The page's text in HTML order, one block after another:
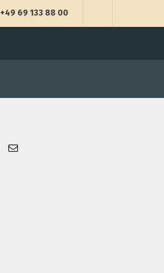
+49 69 133 88 00